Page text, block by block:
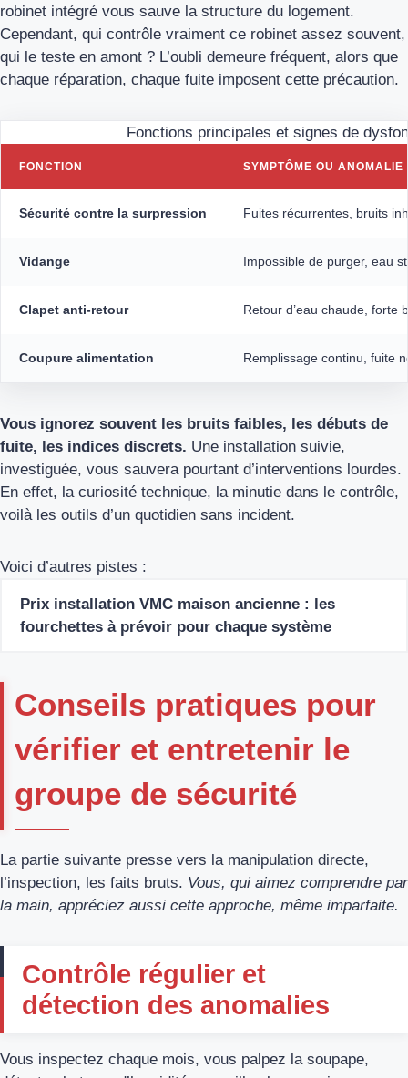
robinet intégré vous sauve la structure du logement.
Cependant, qui contrôle vraiment ce robinet assez souvent,
qui le teste en amont ? L’oubli demeure fréquent, alors que
chaque réparation, chaque fuite imposent cette précaution.
Fonctions principales et signes de
FONCTION SYMPTÔME OU ANOMALIE
Sécurité contre la surpression Fuites récurrentes, bruits
Vidange Impossible de purger, eau
Clapet anti-retour Retour d’eau chaude, forte
Coupure alimentation Remplissage continu, fuite
Vous ignorez souvent les bruits faibles, les débuts de
fuite, les indices discrets. Une installation suivie,
investiguée, vous sauvera pourtant d’interventions lourdes.
En effet, la curiosité technique, la minutie dans le contrôle,
voilà les outils d’un quotidien sans incident.
Voici d’autres pistes :
Prix installation VMC maison ancienne : les
fourchettes à prévoir pour chaque système
Conseils pratiques pour
vérifier et entretenir le
groupe de sécurité
La partie suivante presse vers la manipulation directe,
l’inspection, les faits bruts. Vous, qui aimez comprendre par
la main, appréciez aussi cette approche, même imparfaite.
Contrôle régulier et
détection des anomalies
Vous inspectez chaque mois, vous palpez la soupape,